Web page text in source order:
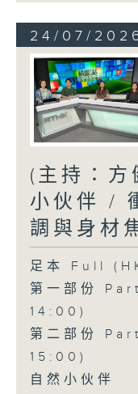
24/07/
(主持：方
小伙伴 /
調與身材
足本 Full
第一部份
14:00)
第二部份
15:00)
自然小伙伴